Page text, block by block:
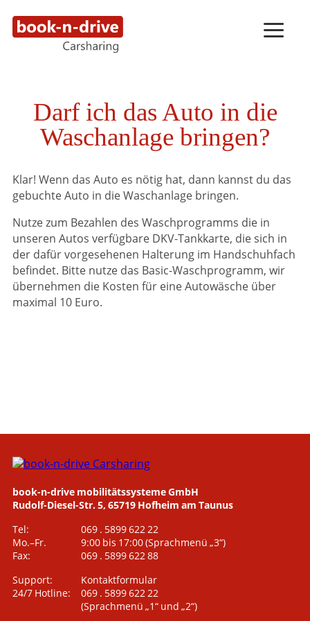
Darf ich das Auto in die
Waschanlage bringen?
Klar! Wenn das Auto es nötig hat, dann kannst du das
gebuchte Auto in die Waschanlage bringen.
Nutze zum Bezahlen des Waschprogramms die in
unseren Autos verfügbare DKV-Tankkarte, die sich in
der dafür vorgesehenen Halterung im Handschuhfach
befindet. Bitte nutze das Basic-Waschprogramm, wir
übernehmen die Kosten für eine Autowäsche über
maximal 10 Euro.
book-n-drive mobilitätssysteme GmbH
Rudolf-Diesel-Str. 5, 65719 Hofheim am Taunus
Tel:
069 . 5899 622 22
Mo.–Fr.
9:00 bis 17:00(Sprachmenü „3“)
Fax:
069 . 5899 622 88
Support:
Kontaktformular
24/7 Hotline:
069 . 5899 622 22
(Sprachmenü „1“ und „2“)